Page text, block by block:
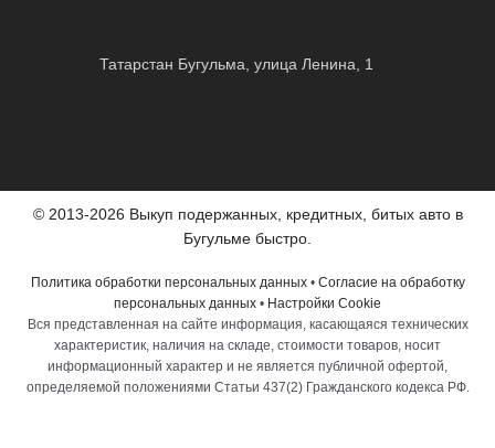
Татарстан Бугульма, улица Ленина, 1
© 2013-2026 Выкуп подержанных, кредитных, битых авто в
Бугульме быстро.
Политика обработки персональных данных• Согласие на обработку
персональных данных • Настройки Cookie
Вся представленная на сайте информация, касающаяся технических
характеристик, наличия на складе, стоимости товаров, носит
информационный характер и не является публичной офертой,
определяемой положениями Статьи 437(2) Гражданского кодекса РФ.